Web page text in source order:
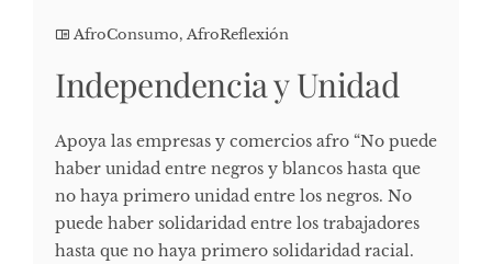
AfroConsumo, AfroReflexión
Independencia y Unidad
Apoya las empresas y comercios afro “No puede
haber unidad entre negros y blancos hasta que
no haya primero unidad entre los negros. No
puede haber solidaridad entre los trabajadores
hasta que no haya primero solidaridad racial.